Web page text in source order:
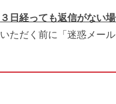
３日経っても返信がない
いただく前に「迷惑メー